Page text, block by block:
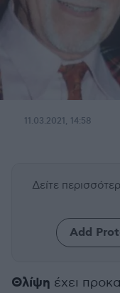
11.03.2021, 14:58
Δείτε
Add
Θλίψη έχει